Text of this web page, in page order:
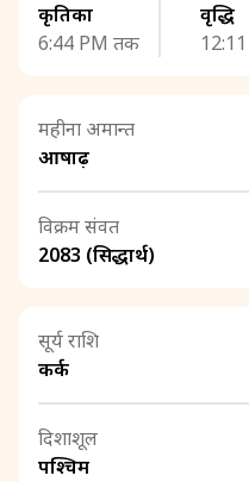
कृतिका
6:44 PM तक
वृद्धि
महीना अमान्त
आषाढ़
विक्रम संवत
2083 (सिद्धार्थ)
सूर्य राशि
कर्क
दिशाशूल
पश्चिम